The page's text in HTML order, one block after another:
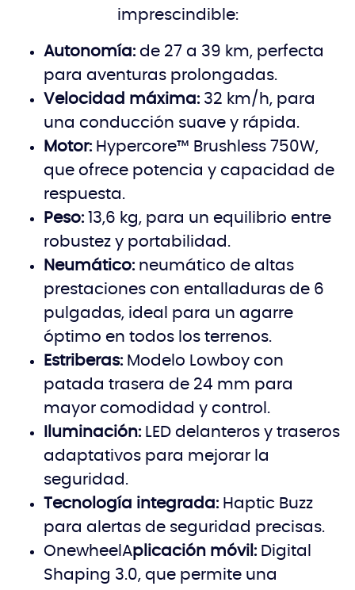
imprescindible:
Autonomía: de 27 a 39 km, perfecta
para aventuras prolongadas.
Velocidad máxima: 32 km/h, para
una conducción suave y rápida.
Motor: Hypercore™ Brushless 750W,
que ofrece potencia y capacidad de
respuesta.
Peso: 13,6 kg, para un equilibrio entre
robustez y portabilidad.
Neumático: neumático de altas
prestaciones con entalladuras de 6
pulgadas, ideal para un agarre
óptimo en todos los terrenos.
Estriberas: Modelo Lowboy con
patada trasera de 24 mm para
mayor comodidad y control.
Iluminación: LED delanteros y traseros
adaptativos para mejorar la
seguridad.
Tecnología integrada: Haptic Buzz
para alertas de seguridad precisas.
OnewheelAplicación móvil: Digital
Shaping 3.0, que permite una